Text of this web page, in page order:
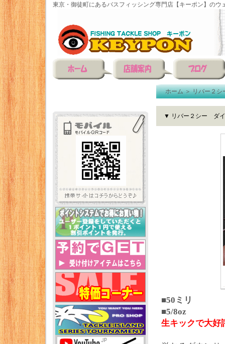
東京・御徒町にあるバスフィッシング専門店【キーポン】のウ
ホーム＞リバー２シ
▼ リバー２シー ダイ
■50ミリ
■5/8oz
生キックで大好